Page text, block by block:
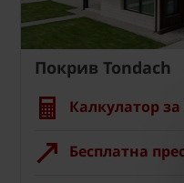
Покрив Tondach
Калкулатор
Бесплатна